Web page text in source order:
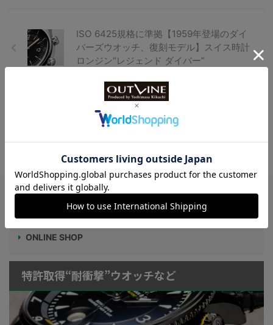
ISO 6425規格に準拠【1959年登場のダイ
バーズウオッチ、復刻モデル】スイス時計
ロンジン“レジェンド ダイバー”
【仕様違いが奥深いグランドセイコー】防
水ケースや精度を追求した手巻きムーヴメ
Watch LIFE NEWS
ONLINE SHOP
特許取得“耐衝撃”ウオッチなど